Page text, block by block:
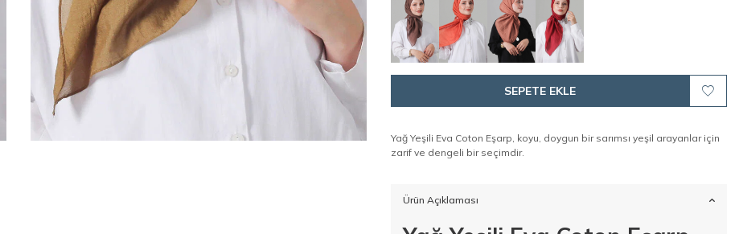
SEPETE EKLE
Yağ Yeşili Eva Coton Eşarp, koyu, doygun bir sarımsı yeşil arayanlar için
zarif ve dengeli bir seçimdir.
Ürün Açıklaması